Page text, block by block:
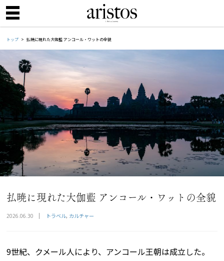
トップ 払暁に現れた大伽藍 アンコール・ワットの全貌
払暁に現れた大伽藍 アンコール・ワットの全貌
2026.06.30 トラベル カルチャー
9世紀、クメール人により、アンコール王朝は成立した。